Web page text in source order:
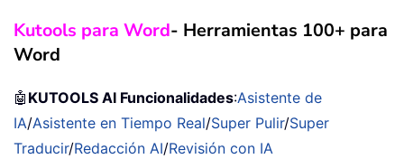
Kutools para Word- Herramientas 100+ para
Word
🤖 KUTOOLS AI Funcionalidades:Asistente de
IA/Asistente en Tiempo Real/Super Pulir/Super
Traducir/Redacción AI/Revisión con IA